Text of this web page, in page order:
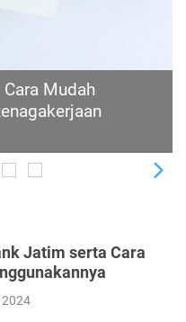
Terbaik dari Bank
Jatim serta Cara
2024